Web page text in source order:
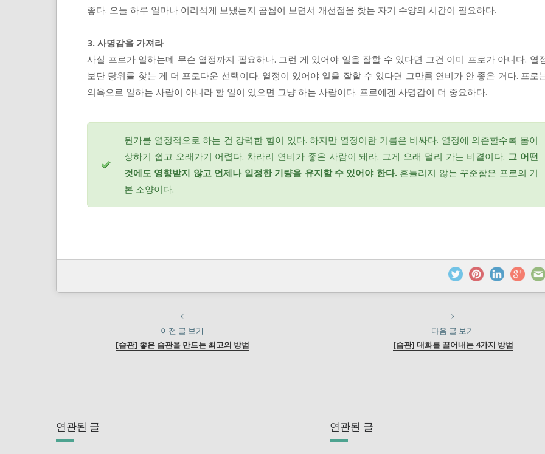
좋다. 오늘 하루 얼마나 어리석게 보냈는지 곱씹어 보면서 개선점을 찾는 자기 수양의 시간이 필요하다.
3. 사명감을 가져라
사실 프로가 일하는데 무슨 열정까지 필요하나. 그런 게 있어야 일을 잘할 수 있다면 그건 이미 프로가 아니다. 열
보단 당위를 찾는 게 더 프로다운 선택이다. 열정이 있어야 일을 잘할 수 있다면 그만큼 연비가 안 좋은 거다. 프로
의욕으로 일하는 사람이 아니라 할 일이 있으면 그냥 하는 사람이다. 프로에겐 사명감이 더 중요하다.
뭔가를 열정적으로 하는 건 강력한 힘이 있다. 하지만 열정이란 기름은 비싸다. 열정에 의존할수록 몸이
상하기 쉽고 오래가기 어렵다. 차라리 연비가 좋은 사람이 돼라. 그게 오래 멀리 가는 비결이다. 그 어떤
것에도 영향받지 않고 언제나 일정한 기량을 유지할 수 있어야 한다.흔들리지 않는 꾸준함은 프로의 기
본 소양이다.
이전 글 보기
[습관] 좋은 습관을 만드는 최고의 방법
다음 글 보기
[습관] 대화를 끌어내는 4가지 방법
연관된 글 연관된 글